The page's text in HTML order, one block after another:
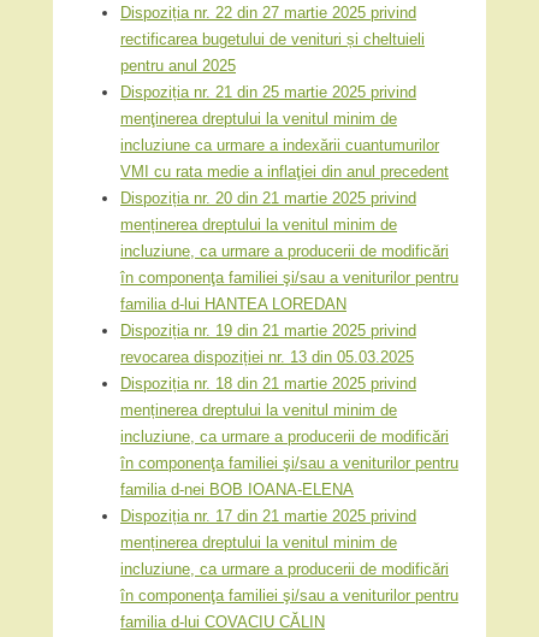
Dispoziția nr. 22 din 27 martie 2025 privind
rectificarea bugetului de venituri și cheltuieli
pentru anul 2025
Dispoziția nr. 21 din 25 martie 2025 privind
menţinerea dreptului la venitul minim de
incluziune ca urmare a indexării cuantumurilor
VMI cu rata medie a inflaţiei din anul precedent
Dispoziția nr. 20 din 21 martie 2025 privind
menținerea dreptului la venitul minim de
incluziune, ca urmare a producerii de modificări
în componenţa familiei şi/sau a veniturilor pentru
familia d-lui HANTEA LOREDAN
Dispoziția nr. 19 din 21 martie 2025 privind
revocarea dispoziției nr. 13 din 05.03.2025
Dispoziția nr. 18 din 21 martie 2025 privind
menținerea dreptului la venitul minim de
incluziune, ca urmare a producerii de modificări
în componenţa familiei şi/sau a veniturilor pentru
familia d-nei BOB IOANA-ELENA
Dispoziția nr. 17 din 21 martie 2025 privind
menținerea dreptului la venitul minim de
incluziune, ca urmare a producerii de modificări
în componenţa familiei şi/sau a veniturilor pentru
familia d-lui COVACIU CĂLIN